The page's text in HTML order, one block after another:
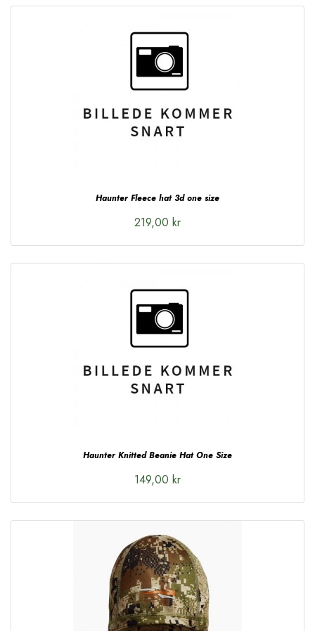
Haunter Fleece hat 3d one size
219,00 kr
Haunter Knitted Beanie Hat One Size
149,00 kr